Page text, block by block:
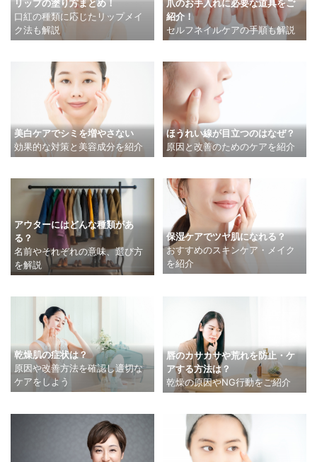
リップの塗り方まとめ！
口紅の種類に応じたリップメイ
ク法も解説
爪のお手入れに必要な道具をご
紹介！
セルフネイルケアの手順も解説
美白ケアでシミを増やさない
効果的な対策と美容成分を紹介
ほうれい線が目立つのはなぜ？
原因と改善のためのケアを紹介
アウターにはどんな種類があ
る？
名前やそれぞれの意味、選び方
を解説
保湿ケアでツヤ肌になれる？
おすすめのスキンケア・メイク
を紹介
乾燥肌の症状は？
原因や改善方法を確認し適切な
ケアをしよう
唇のカサカサや荒れを防止・ケ
アする方法は？
乾燥の原因やNG行動をご紹介